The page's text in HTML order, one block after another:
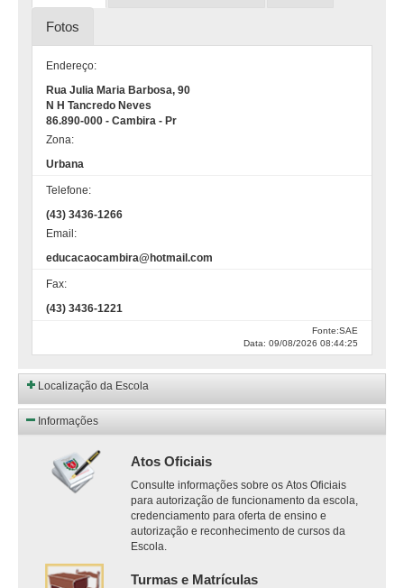
Fotos
Endereço:
Rua Julia Maria Barbosa, 90
N H Tancredo Neves
86.890-000 - Cambira - Pr
Zona:
Urbana
Telefone:
(43) 3436-1266
Email:
educacaocambira@hotmail.com
Fax:
(43) 3436-1221
Fonte:SAE
Data: 09/08/2026 08:44:25
Localização da Escola
Informações
Atos Oficiais
Consulte informações sobre os Atos Oficiais
para autorização de funcionamento da escola,
credenciamento para oferta de ensino e
autorização e reconhecimento de cursos da
Escola.
Turmas e Matrículas